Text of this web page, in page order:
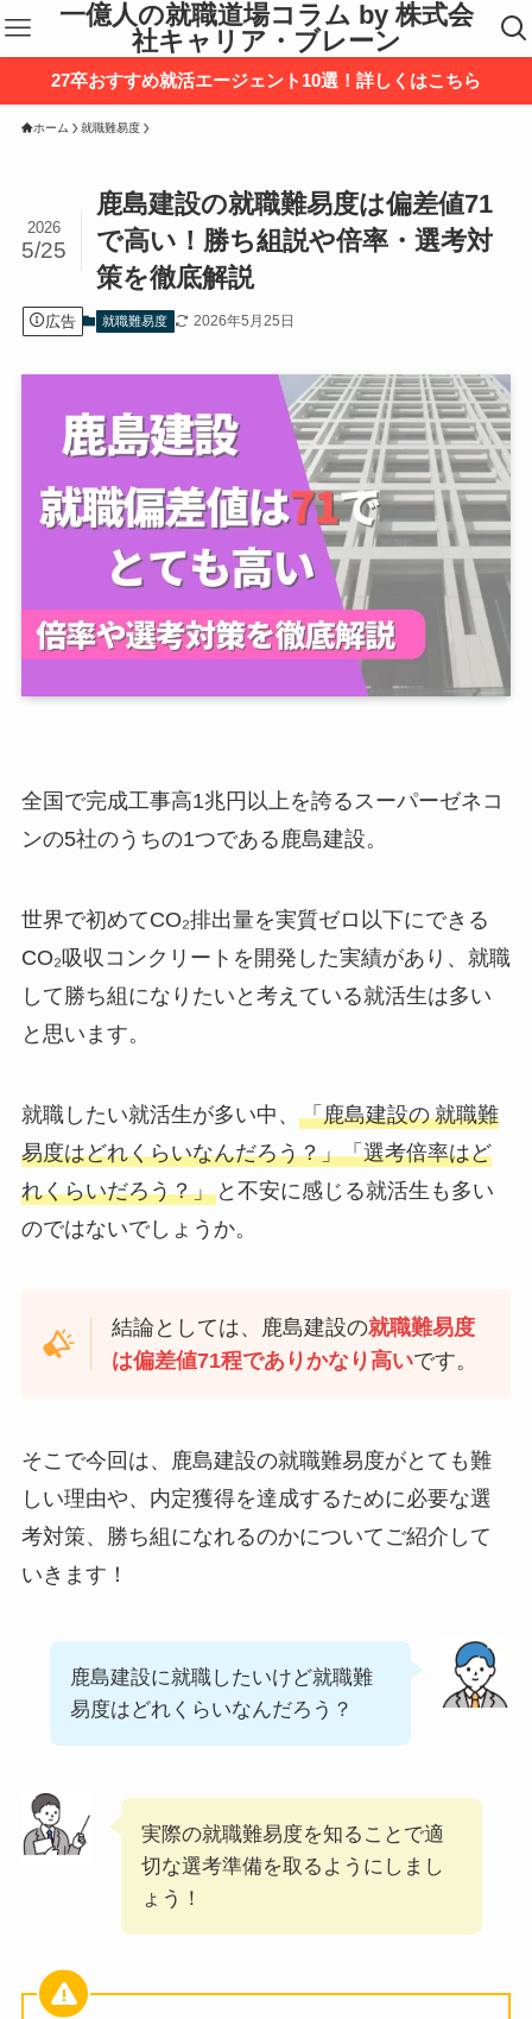
一億人の就職道場コラム by 株式会
社キャリア・ブレーン
27卒おすすめ就活エージェント10選！詳しくはこちら
ホーム 就職難易度
鹿島建設の就職難易度は偏差値71
で高い！勝ち組説や倍率・選考対
策を徹底解説
2026
5/25
広告 就職難易度 2026年5月25日
全国で完成工事高1兆円以上を誇るスーパーゼネコ
ンの5社のうちの1つである鹿島建設。
世界で初めてCO₂排出量を実質ゼロ以下にできる
CO₂吸収コンクリートを開発した実績があり、就職
して勝ち組になりたいと考えている就活生は多い
と思います。
就職したい就活生が多い中、 「鹿島建設の 就職難
易度はどれくらいなんだろう？」「選考倍率はど
れくらいだろう？」と不安に感じる就活生も多い
のではないでしょうか。
結論としては、鹿島建設の就職難易度
は偏差値71程でありかなり高いです。
そこで今回は、鹿島建設の就職難易度がとても難
しい理由や、内定獲得を達成するために必要な選
考対策、勝ち組になれるのかについてご紹介して
いきます！
鹿島建設に就職したいけど就職難
易度はどれくらいなんだろう？
実際の就職難易度を知ることで適
切な選考準備を取るようにしまし
ょう！